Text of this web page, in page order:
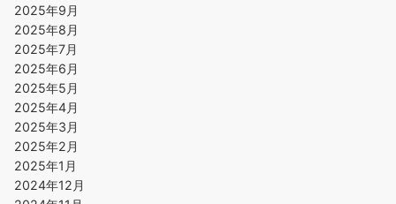
2025年9月
2025年8月
2025年7月
2025年6月
2025年5月
2025年4月
2025年3月
2025年2月
2025年1月
2024年12月